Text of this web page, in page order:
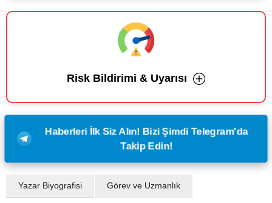
Risk Bildirimi & Uyarısı
Haberleri İlk Siz Alın! Bizi Şimdi Telegram'da
Takip Edin!
Yazar Biyografisi Görev ve Uzmanlık